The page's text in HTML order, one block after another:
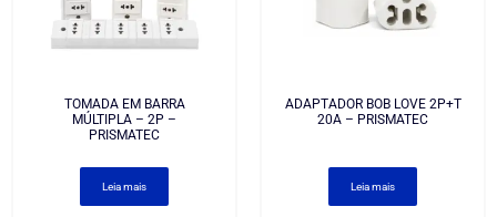
TOMADA EM BARRA
MÚLTIPLA – 2P –
PRISMATEC
Leia mais
ADAPTADOR BOB LOVE 2P+T
20A – PRISMATEC
Leia mais